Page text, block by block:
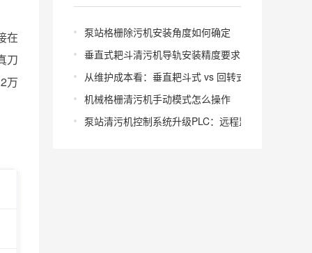
在
刀
万
泵站格栅除污机安装角度如何确定
垂直式耙斗清污机导轨安装精度要求多少
从维护成本看：垂直耙斗式 vs 回转式怎么选
机械格栅清污机手动模式怎么操作
泵站清污机控制系统升级PLC：远程监控怎么实现？